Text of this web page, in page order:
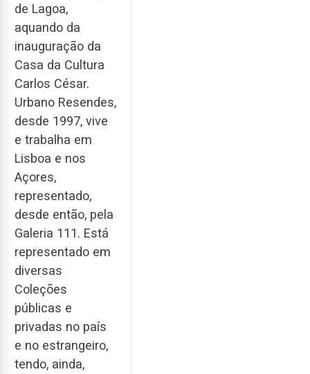
de Lagoa,
aquando da
inauguração da
Casa da Cultura
Carlos César.
Urbano Resendes,
desde 1997, vive
e trabalha em
Lisboa e nos
Açores,
representado,
desde então, pela
Galeria 111. Está
representado em
diversas
Coleções
públicas e
privadas no país
e no estrangeiro,
tendo, ainda,